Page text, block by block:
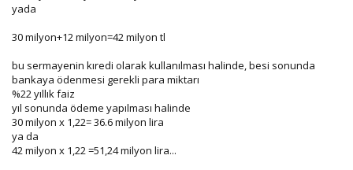
yada
30 milyon+12 milyon=42 milyon tl
bu sermayenin kıredi olarak kullanılması halinde, besi sonunda
bankaya ödenmesi gerekli para miktarı
%22 yıllık faiz
yıl sonunda ödeme yapılması halinde
30 milyon x 1,22= 36.6 milyon lira
ya da
42 milyon x 1,22 =51,24 milyon lira...